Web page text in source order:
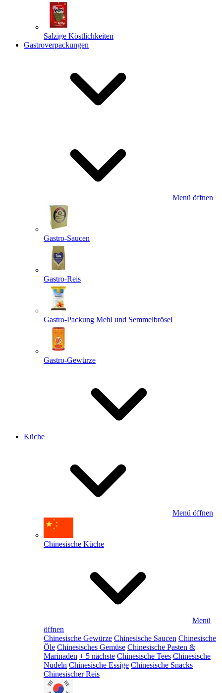
Salzige Köstlichkeiten
Gastroverpackungen
Menü öffnen
Gastro-Saucen
Gastro-Reis
Gastro-Packung Mehl und Semmelbrösel
Gastro-Gewürze
Küche
Menü öffnen
Chinesische Küche
Menü
öffnen
Chinesische Gewürze Chinesische Saucen Chinesische
Öle Chinesisches Gemüse Chinesische Pasten &
Marinaden + 5 nächste Chinesische Tees Chinesische
Nudeln Chinesische Essige Chinesische Snacks
Chinesischer Reis